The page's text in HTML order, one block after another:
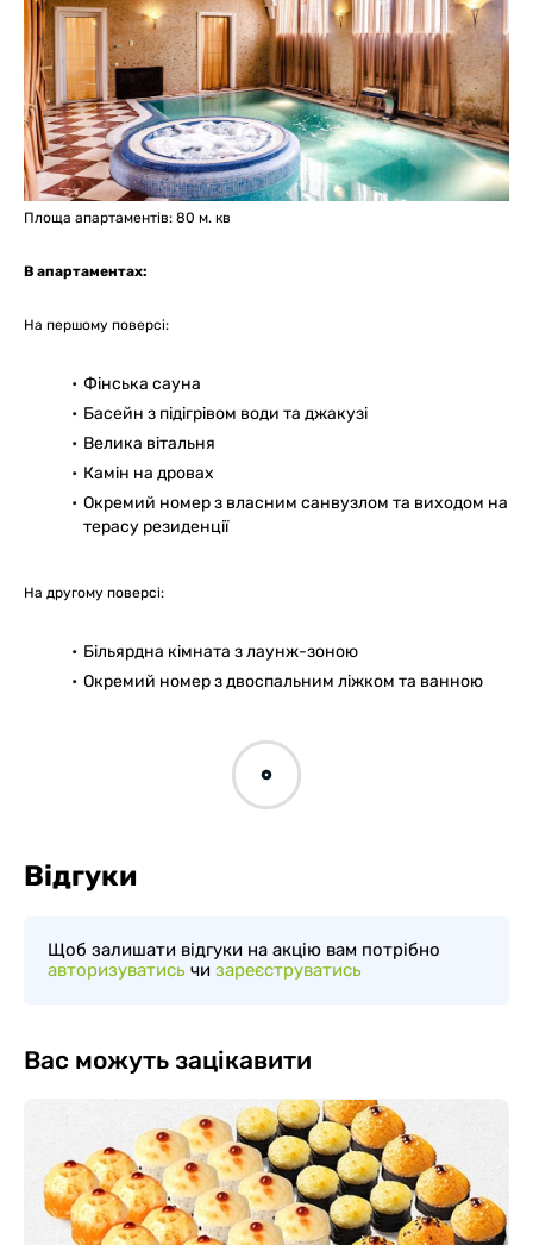
Площа апартаментів: 80 м. кв
В апартаментах:
На першому поверсі:
Фінська сауна
Басейн з підігрівом води та джакузі
Велика вітальня
Камін на дровах
Окремий номер з власним санвузлом та виходом на
терасу резиденції
На другому поверсі:
Більярдна кімната з лаунж-зоною
Окремий номер з двоспальним ліжком та ванною
Відгуки
Щоб залишати відгуки на акцію вам потрібно
авторизуватись чи зареєструватись
Вас можуть зацікавити